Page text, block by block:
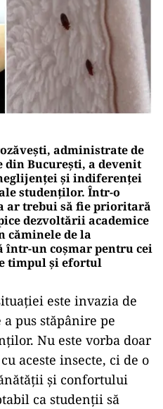
administrate de
București, a devenit
și indiferenței
studenților. Într-o
ar trebui să fie prioritară
dezvoltării academice
căminele de la
într-un coșmar pentru cei
timpul și efortul
este invazia de
pus stăpânire pe
Nu este vorba doar
aceste insecte, ci de o
și confortului
ca studenții să